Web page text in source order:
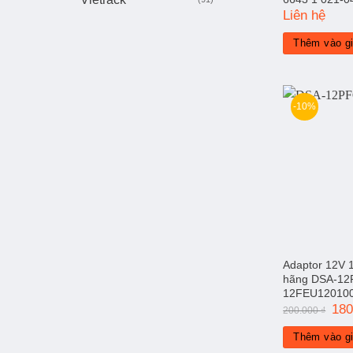
Liên hệ
Thêm vào
-10%
Adaptor 12V
hãng DSA-
200.000₫
Giá
là:
Thêm vào